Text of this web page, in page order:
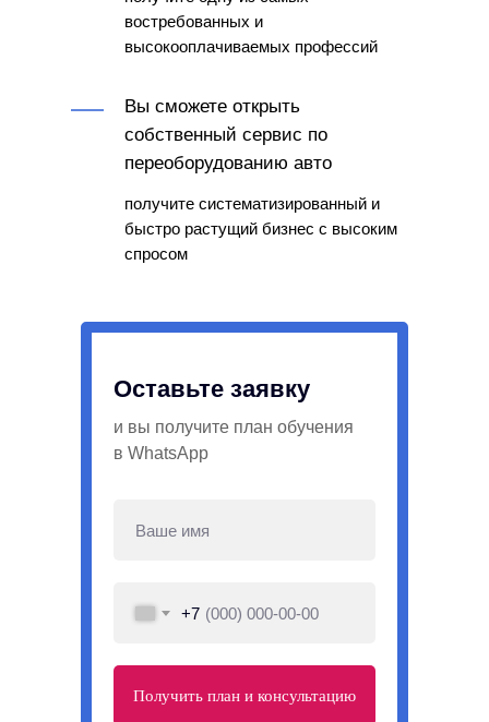
Вы сможете открыть
собственный сервис по
переоборудованию авто
востребованных и
высокооплачиваемых профессий
получите систематизированный и
быстро растущий бизнес с высоким
спросом
+7
Получить план и консультацию
Оставьте заявку
и вы получите план обучения
в WhatsApp